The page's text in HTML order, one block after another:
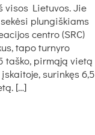
visos Lietuvos. Jie
plungiškiams
centro (SRC)
tapo turnyro
taško, pirmąją vietą
surinkęs 6,5
[…]